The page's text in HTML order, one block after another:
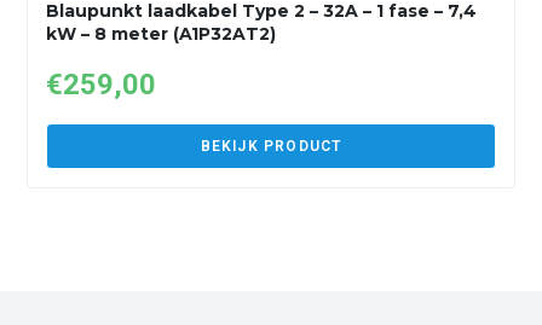
Blaupunkt laadkabel Type 2 – 32A – 1 fase – 7,4
kW – 8 meter (A1P32AT2)
€259,00
BEKIJK PRODUCT